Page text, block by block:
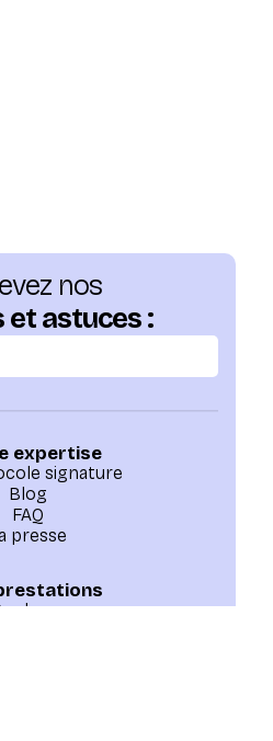
nos
et astuces :
expertise
signature
Blog
FAQ
presse